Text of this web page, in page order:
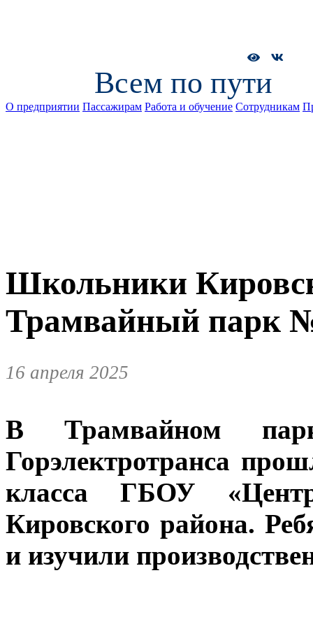
Всем по пути
О предприятии Пассажирам Работа и обучение Сотрудникам
Школьники
Трамвайный парк
16 апреля 2025
В Трамвайном
Горэлектротранса
класса ГБОУ
Кировского района.
и изучили